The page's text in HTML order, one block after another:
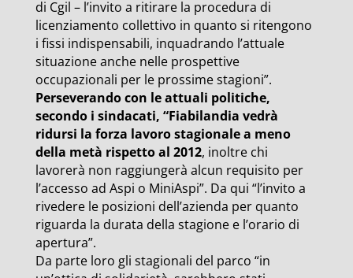
di Cgil – l’invito a ritirare la procedura di
licenziamento collettivo in quanto si ritengono
i fissi indispensabili, inquadrando l’attuale
situazione anche nelle prospettive
occupazionali per le prossime stagioni”.
Perseverando con le attuali politiche,
secondo i sindacati, “Fiabilandia vedrà
ridursi la forza lavoro stagionale a meno
della metà rispetto al 2012, inoltre chi
lavorerà non raggiungerà alcun requisito per
l’accesso ad Aspi o MiniAspi”. Da qui “l’invito a
rivedere le posizioni dell’azienda per quanto
riguarda la durata della stagione e l’orario di
apertura”.
Da parte loro gli stagionali del parco “in